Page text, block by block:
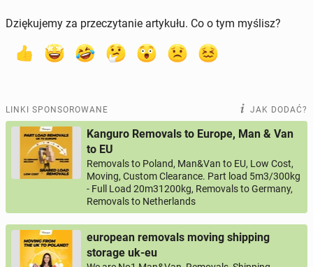
Dziękujemy za przeczytanie artykułu. Co o tym myślisz?
LINKI SPONSOROWANE JAK DODAĆ?
Kanguro Removals to Europe, Man & Van
to EU
Removals to Poland, Man&Van to EU, Low Cost,
Moving, Custom Clearance. Part load 5m3/300kg
- Full Load 20m31200kg, Removals to Germany,
Removals to Netherlands
european removals moving shipping
storage uk-eu